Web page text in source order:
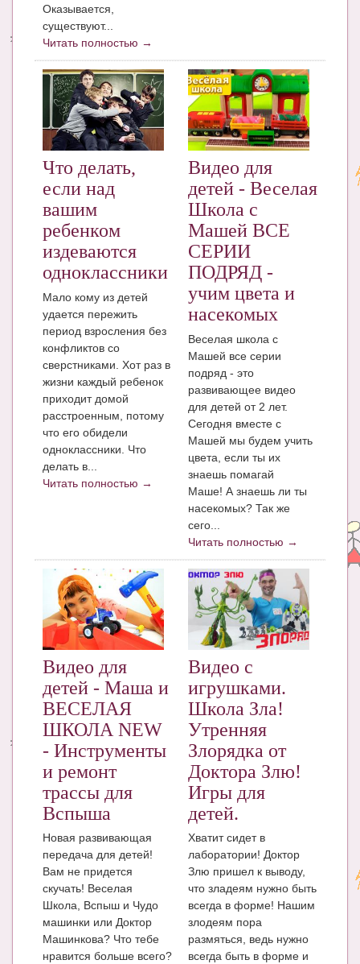
Календарь беременности
Энциклопедия
МАМИНА БИБЛИОТЕКА
Имена. Святцы
Энциклопедия беременных
Мамина энциклопедия
СЕРВИСЫ И ПРИЛОЖЕНИЯ
Сервис. Оценка роста и веса ребенка
Приложения для Android
Полезные ссылки
Опросы
НОВОСТИ ЛОПОТУНА
Блог Администратора
О проекте
Сотрудничество. Авторам
Оказывается,
существуют...
Читать полностью →
Что делать,
если над
вашим
ребенком
издеваются
одноклассники
Мало кому из детей
удается пережить
период взросления без
конфликтов со
сверстниками. Хот раз в
жизни каждый ребенок
приходит домой
расстроенным, потому
что его обидели
одноклассники. Что
делать в...
Читать полностью →
Видео для
детей - Веселая
Школа с
Машей ВСЕ
СЕРИИ
ПОДРЯД -
учим цвета и
насекомых
Веселая школа с
Машей все серии
подряд - это
развивающее видео
для детей от 2 лет.
Сегодня вместе с
Машей мы будем учить
цвета, если ты их
знаешь помагай
Маше! А знаешь ли ты
насекомых? Так же
сего...
Читать полностью →
Видео для
детей - Маша и
ВЕСЕЛАЯ
ШКОЛА NEW
- Инструменты
и ремонт
трассы для
Вспыша
Новая развивающая
передача для детей!
Вам не придется
скучать! Веселая
Школа, Вспыш и Чудо
машинки или Доктор
Машинкова? Что тебе
нравится больше всего?
Видео с
игрушками.
Школа Зла!
Утренняя
Злорядка от
Доктора Злю!
Игры для
детей.
Хватит сидет в
лаборатории! Доктор
Злю пришел к выводу,
что зладеям нужно быть
всегда в форме! Нашим
злодеям пора
размяться, ведь нужно
всегда быть в форме и